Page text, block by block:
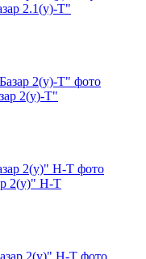
2.1(у)-Т"
2(у)-Т"
2(у)" Н-Т